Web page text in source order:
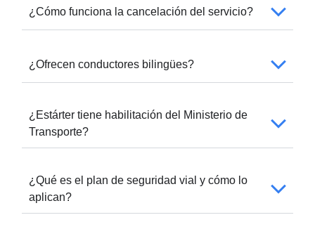
¿Cómo funciona la cancelación del servicio?
¿Ofrecen conductores bilingües?
¿Estárter tiene habilitación del Ministerio de
Transporte?
¿Qué es el plan de seguridad vial y cómo lo
aplican?